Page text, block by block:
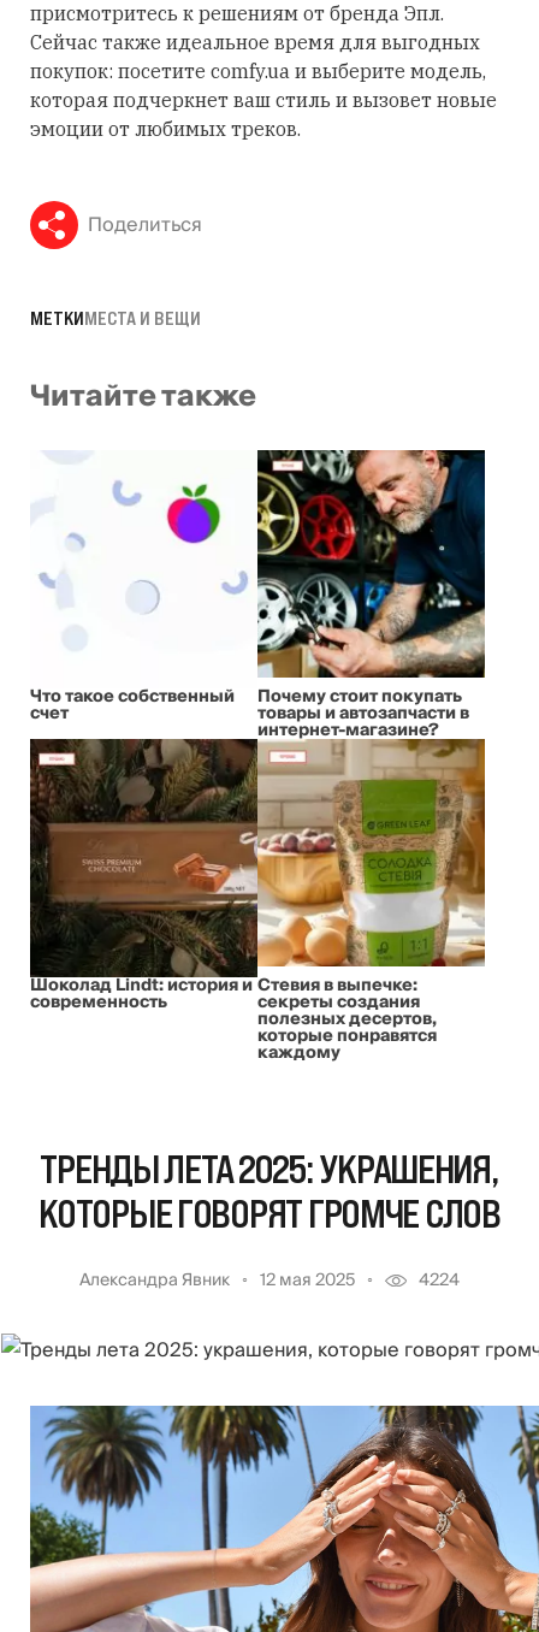
присмотритесь к решениям от бренда Эпл.
Сейчас также идеальное время для выгодных
покупок: посетите comfy.ua и выберите модель,
которая подчеркнет ваш стиль и вызовет новые
эмоции от любимых треков.
Поделиться
МЕТКИМЕСТА И ВЕЩИ
Читайте также
Что такое собственный
счет
Почему стоит покупать
товары и автозапчасти в
интернет-магазине?
Шоколад Lindt: история и
современность
Стевия в выпечке:
секреты создания
полезных десертов,
которые понравятся
каждому
ТРЕНДЫ ЛЕТА 2025: УКРАШЕНИЯ,
КОТОРЫЕ ГОВОРЯТ ГРОМЧЕ СЛОВ
Александра Явник 12 мая 2025 4224